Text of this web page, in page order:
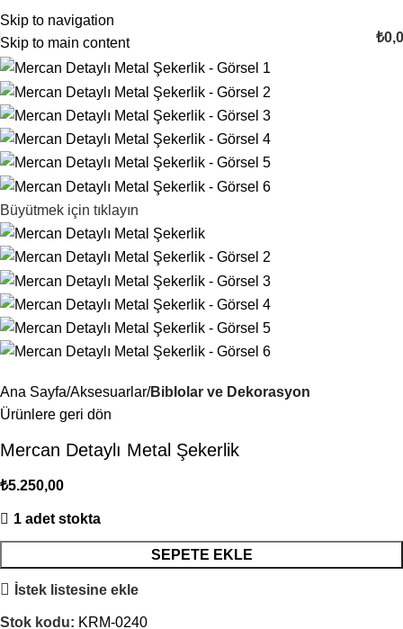
Skip to navigation
Skip to main content
₺
Büyütmek için tıklayın
Ana Sayfa Aksesuarlar Biblolar ve Dekorasyon
Ürünlere geri dön
Mercan Detaylı Metal Şekerlik
₺5.250,00
1 adet stokta
SEPETE EKLE
İstek listesine ekle
Stok kodu: KRM-0240